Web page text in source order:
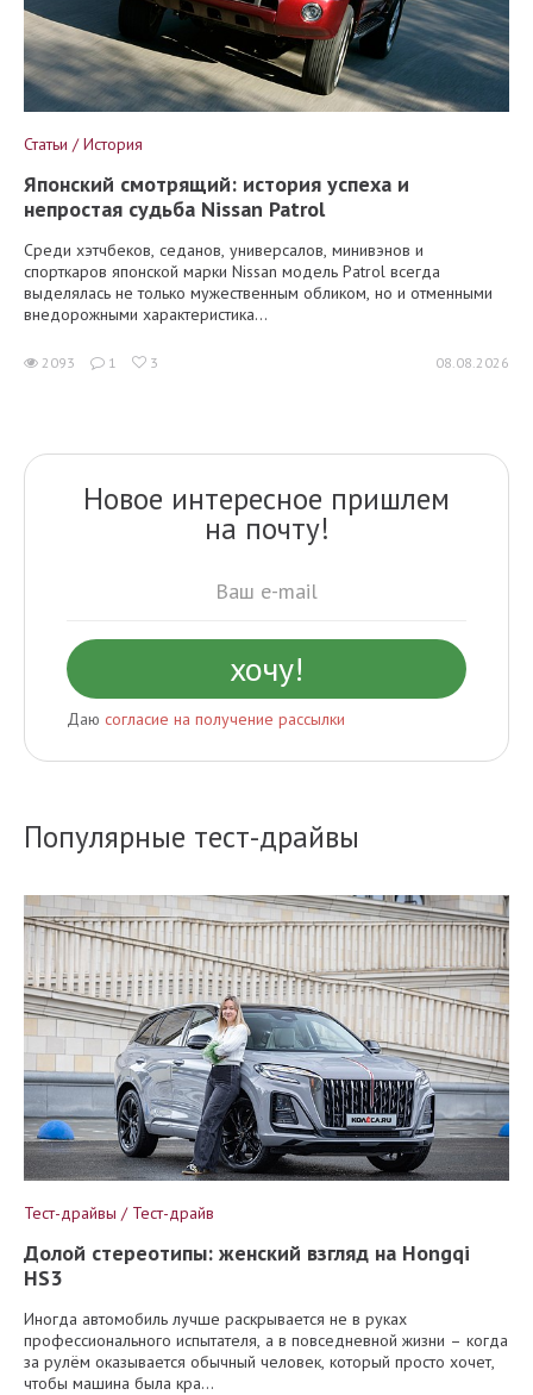
Статьи / История
Японский смотрящий: история успеха и
непростая судьба Nissan Patrol
Среди хэтчбеков, седанов, универсалов, минивэнов и
спорткаров японской марки Nissan модель Patrol всегда
выделялась не только мужественным обликом, но и отменными
внедорожными характеристика...
2093 1 3 08.08.2026
Новое интересное пришлем
на почту!
Даю согласие на получение рассылки
Популярные тест-драйвы
Тест-драйвы / Тест-драйв
Долой стереотипы: женский взгляд на Hongqi
HS3
Иногда автомобиль лучше раскрывается не в руках
профессионального испытателя, а в повседневной жизни – когда
за рулём оказывается обычный человек, который просто хочет,
чтобы машина была кра...